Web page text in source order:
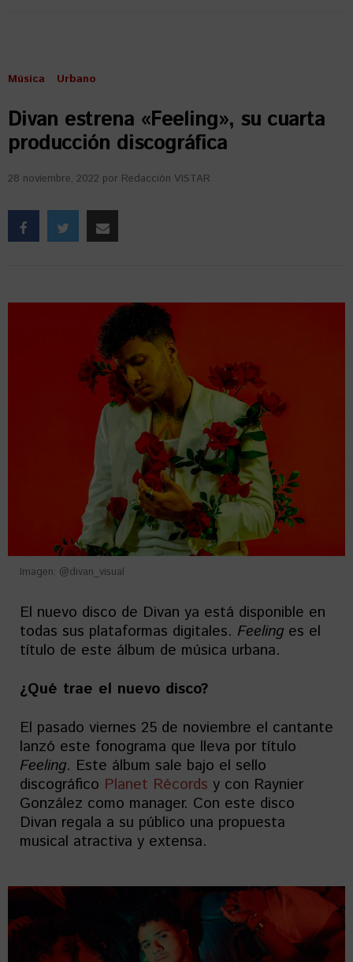
Música Urbano
Divan estrena «Feeling», su cuarta
producción discográfica
28 noviembre, 2022 por Redacción VISTAR
Imagen: @divan_visual
El nuevo disco de Divan ya está disponible en
todas sus plataformas digitales. Feeling es el
título de este álbum de música urbana.
¿Qué trae el nuevo disco?
El pasado viernes 25 de noviembre el cantante
lanzó este fonograma que lleva por título
Feeling. Este álbum sale bajo el sello
discográfico Planet Récords y con Raynier
González como manager. Con este disco
Divan regala a su público una propuesta
musical atractiva y extensa.